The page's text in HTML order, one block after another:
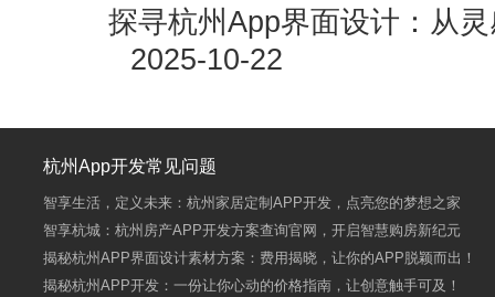
探寻杭州App界面设计：从
2025-10-22
杭州App开发常见问题
智享生活，定义未来：杭州家居定制APP开发，点亮您的梦想之家
智享杭城：杭州房产APP开发方案查询官网，开启智慧购房新纪元
揭秘杭州APP界面设计素材方案：费用揭晓，让你的APP脱颖而出！
揭秘杭州APP开发：一份让你心动的价格指南，让创意触手可及！